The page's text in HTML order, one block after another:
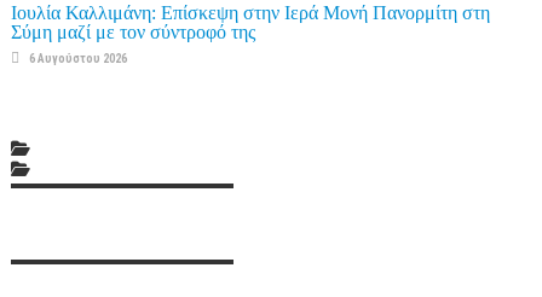
Ιουλία Καλλιμάνη: Επίσκεψη στην Ιερά Μονή Πανορμίτη στη
Σύμη μαζί με τον σύντροφό της
6 Αυγούστου 2026